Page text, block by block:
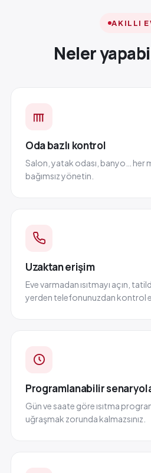
AKILLI
Neler
Oda bazlı kontrol
Salon, yatak odası, banyo… her
bağımsız yönetin.
Uzaktan erişim
Eve varmadan ısıtmayı açın,
yerden telefonunuzdan kontrol
Programlanabilir
Gün ve saate göre ısıtma
uğraşmak zorunda kalmazsınız.